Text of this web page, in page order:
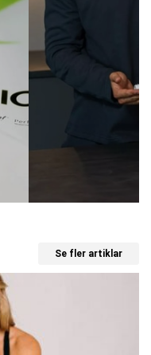
Se fler artiklar